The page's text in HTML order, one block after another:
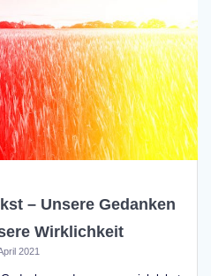
– Unsere Gedanken
Wirklichkeit
2021